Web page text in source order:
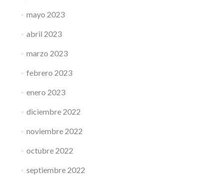
mayo 2023
abril 2023
marzo 2023
febrero 2023
enero 2023
diciembre 2022
noviembre 2022
octubre 2022
septiembre 2022